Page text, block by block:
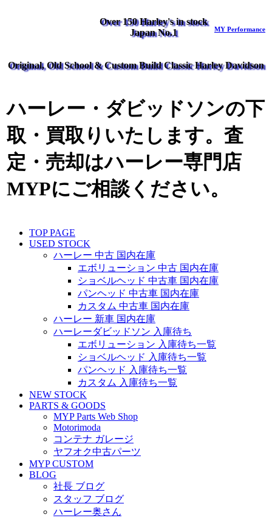
Over 150 Harley's in stock
Japan No.1
MY Performance
Original, Old School & Custom Build Classic Harley Davidson
ハーレー・ダビッドソンの下
取・買取りいたします。査
定・売却はハーレー専門店
MYPにご相談ください。
TOP PAGE
USED STOCK
ハーレー 中古 国内在庫
エボリューション 中古 国内在庫
ショベルヘッド 中古車 国内在庫
パンヘッド 中古車 国内在庫
カスタム 中古車 国内在庫
ハーレー 新車 国内在庫
ハーレーダビッドソン 入庫待ち
エボリューション 入庫待ち一覧
ショベルヘッド 入庫待ち一覧
パンヘッド 入庫待ち一覧
カスタム 入庫待ち一覧
NEW STOCK
PARTS & GOODS
MYP Parts Web Shop
Motorimoda
コンテナ ガレージ
ヤフオク中古パーツ
MYP CUSTOM
BLOG
社長 ブログ
スタッフ ブログ
ハーレー奥さん